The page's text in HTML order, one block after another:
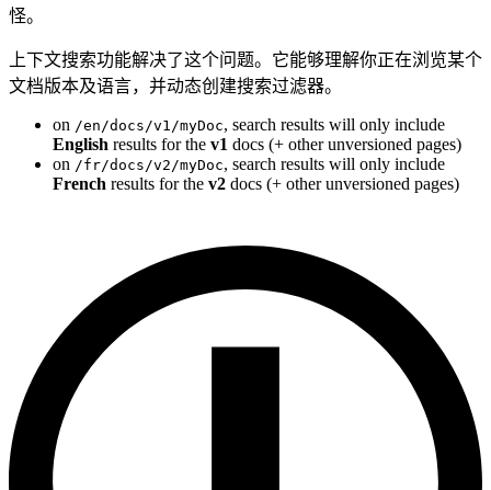
怪。
上下文搜索功能解决了这个问题。它能够理解你正在浏览某个
文档版本及语言，并动态创建搜索过滤器。
on /en/docs/v1/myDoc, search results will only include
English results for the v1 docs (+ other unversioned pages)
on /fr/docs/v2/myDoc, search results will only include
French results for the v2 docs (+ other unversioned pages)